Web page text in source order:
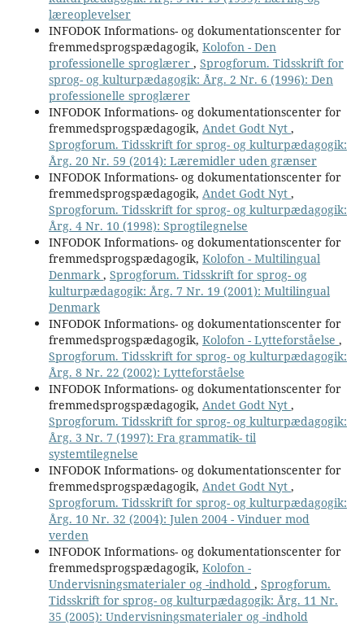
læreoplevelser
INFODOK Informations- og dokumentationscenter for
fremmedsprogspædagogik, Kolofon - Den
professionelle sproglærer , Sprogforum. Tidsskrift for
sprog- og kulturpædagogik: Årg. 2 Nr. 6 (1996): Den
professionelle sproglærer
INFODOK Informations- og dokumentationscenter for
fremmedsprogspædagogik, Andet Godt Nyt ,
Sprogforum. Tidsskrift for sprog- og kulturpædagogik:
Årg. 20 Nr. 59 (2014): Læremidler uden grænser
INFODOK Informations- og dokumentationscenter for
fremmedsprogspædagogik, Andet Godt Nyt ,
Sprogforum. Tidsskrift for sprog- og kulturpædagogik:
Årg. 4 Nr. 10 (1998): Sprogtilegnelse
INFODOK Informations- og dokumentationscenter for
fremmedsprogspædagogik, Kolofon - Multilingual
Denmark , Sprogforum. Tidsskrift for sprog- og
kulturpædagogik: Årg. 7 Nr. 19 (2001): Multilingual
Denmark
INFODOK Informations- og dokumentationscenter for
fremmedsprogspædagogik, Kolofon - Lytteforståelse ,
Sprogforum. Tidsskrift for sprog- og kulturpædagogik:
Årg. 8 Nr. 22 (2002): Lytteforståelse
INFODOK Informations- og dokumentationscenter for
fremmedsprogspædagogik, Andet Godt Nyt ,
Sprogforum. Tidsskrift for sprog- og kulturpædagogik:
Årg. 3 Nr. 7 (1997): Fra grammatik- til
systemtilegnelse
INFODOK Informations- og dokumentationscenter for
fremmedsprogspædagogik, Andet Godt Nyt ,
Sprogforum. Tidsskrift for sprog- og kulturpædagogik:
Årg. 10 Nr. 32 (2004): Julen 2004 - Vinduer mod
verden
INFODOK Informations- og dokumentationscenter for
fremmedsprogspædagogik, Kolofon -
Undervisningsmaterialer og -indhold , Sprogforum.
Tidsskrift for sprog- og kulturpædagogik: Årg. 11 Nr.
35 (2005): Undervisningsmaterialer og -indhold